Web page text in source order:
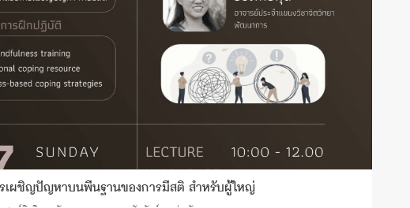
เผชิญปัญหาบนพื้นฐานของการมีสติ สำหรับผู้ใหญ่